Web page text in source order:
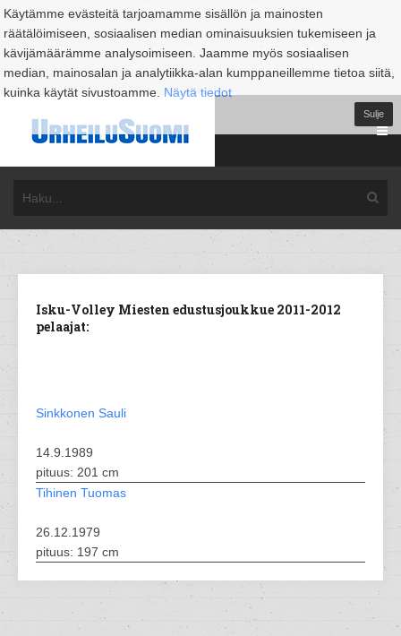
Käytämme evästeitä tarjoamamme sisällön ja mainosten
räätälöimiseen, sosiaalisen median ominaisuuksien tukemiseen ja
kävijämäärämme analysoimiseen. Jaamme myös sosiaalisen
median, mainosalan ja analytiikka-alan kumppaneillemme tietoa siitä,
kuinka käytät sivustoamme. Näytä tiedot
Sulje
Isku-Volley Miesten edustusjoukkue 2011-2012
pelaajat:
Sinkkonen Sauli
14.9.1989
pituus: 201 cm
Tihinen Tuomas
26.12.1979
pituus: 197 cm